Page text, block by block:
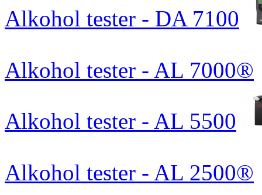
Alkohol tester - DA 7100
Alkohol tester - AL 7000®
Alkohol tester - AL 5500
Alkohol tester - AL 2500®